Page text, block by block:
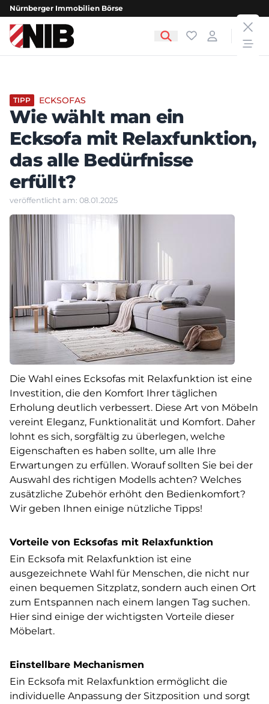
Nürnberger Immobilien Börse
NIB - Nürnberger Immobilien Börse Favoriten
Login
TIPP ECKSOFAS
Wie wählt man ein
Ecksofa mit Relaxfunktion,
das alle Bedürfnisse
erfüllt?
veröffentlicht am: 08.01.2025
Die Wahl eines Ecksofas mit Relaxfunktion ist eine
Investition, die den Komfort Ihrer täglichen
Erholung deutlich verbessert. Diese Art von Möbeln
vereint Eleganz, Funktionalität und Komfort. Daher
lohnt es sich, sorgfältig zu überlegen, welche
Eigenschaften es haben sollte, um alle Ihre
Erwartungen zu erfüllen. Worauf sollten Sie bei der
Auswahl des richtigen Modells achten? Welches
zusätzliche Zubehör erhöht den Bedienkomfort?
Wir geben Ihnen einige nützliche Tipps!
Vorteile von Ecksofas mit Relaxfunktion
Ein Ecksofa mit Relaxfunktion ist eine
ausgezeichnete Wahl für Menschen, die nicht nur
einen bequemen Sitzplatz, sondern auch einen Ort
zum Entspannen nach einem langen Tag suchen.
Hier sind einige der wichtigsten Vorteile dieser
Möbelart.
Einstellbare Mechanismen
Ein Ecksofa mit Relaxfunktion ermöglicht die
individuelle Anpassung der Sitzposition und sorgt